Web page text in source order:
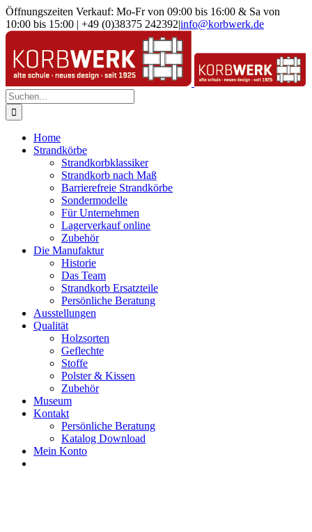
Zum
Inhalt
springen
Öffnungszeiten Verkauf: Mo-Fr von 09:00 bis 16:00 & Sa von
10:00 bis 15:00 | +49 (0)38375 242392|info@korbwerk.de
Suche
nach:
Home
Strandkörbe
Strandkorbklassiker
Strandkorb nach Maß
Barrierefreie Strandkörbe
Sondermodelle
Für Unternehmen
Lagerverkauf online
Zubehör
Die Manufaktur
Historie
Das Team
Strandkorb Ersatzteile
Persönliche Beratung
Ausstellungen
Qualität
Holzsorten
Geflechte
Stoffe
Polster & Kissen
Zubehör
Museum
Kontakt
Persönliche Beratung
Katalog Download
Mein Konto